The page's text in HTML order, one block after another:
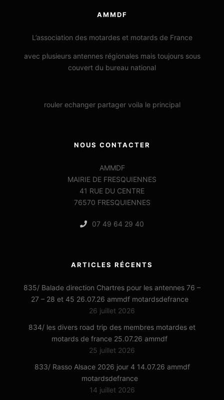
AMMDF
L’association des motardes et motards de France
avec plusieurs antennes régionales mais toujours sous
couvert du bureau national
rouler echanger partager voila le principal
NOUS CONTACTER
AMMDF
MAIRIE DE FRESQUIENNES
41 RUE DU CENTRE
76570 FRESQUIENNES
07 49 64 29 40
ARTICLES RÉCENTS
835/ Balade direction Chartres pour les antennes 76 –
27 – 28 et 45 26.07.26 ammdf motardsdefrance
26 juillet 2026
834/ les divers road trip des membres motardes et
motards de france 25.07.26 ammdf
25 juillet 2026
833/ Rasso Alsace 2026 jour 4 14.07.26 ammdf
motardsdefrance
14 juillet 2026